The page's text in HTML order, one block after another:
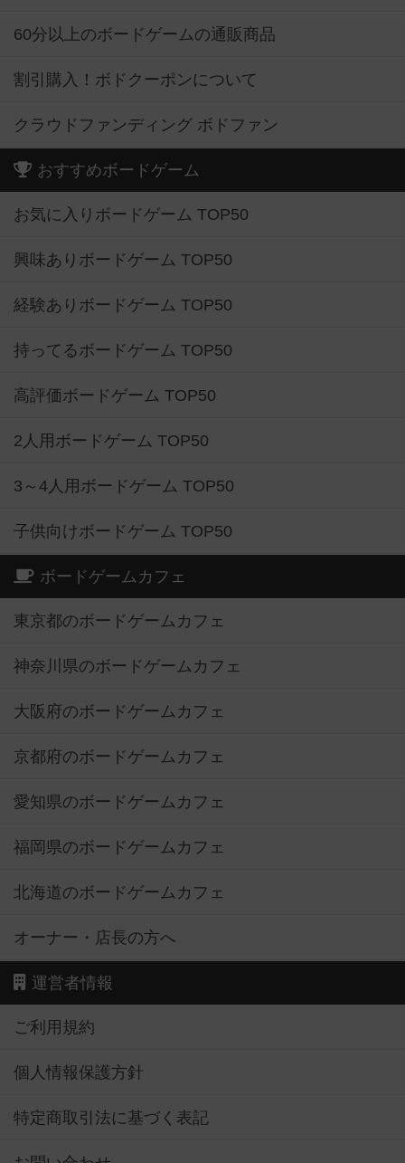
60分以上のボードゲームの通販商品
割引購入！ボドクーポンについて
クラウドファンディング ボドファン
おすすめボードゲーム
お気に入りボードゲーム TOP50
興味ありボードゲーム TOP50
経験ありボードゲーム TOP50
持ってるボードゲーム TOP50
高評価ボードゲーム TOP50
2人用ボードゲーム TOP50
3～4人用ボードゲーム TOP50
子供向けボードゲーム TOP50
ボードゲームカフェ
東京都のボードゲームカフェ
神奈川県のボードゲームカフェ
大阪府のボードゲームカフェ
京都府のボードゲームカフェ
愛知県のボードゲームカフェ
福岡県のボードゲームカフェ
北海道のボードゲームカフェ
オーナー・店長の方へ
運営者情報
ご利用規約
個人情報保護方針
特定商取引法に基づく表記